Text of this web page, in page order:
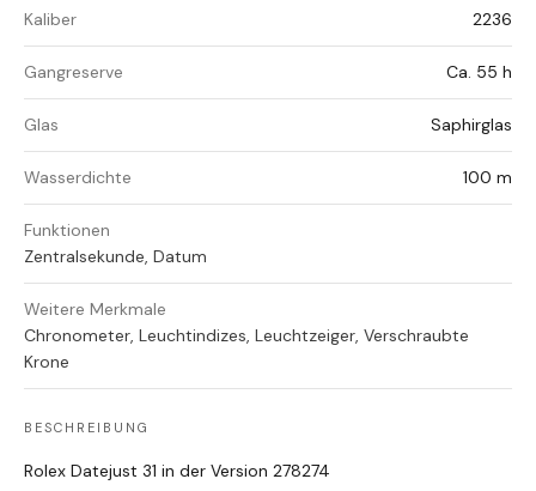
Kaliber 2236
Gangreserve Ca. 55 h
Glas Saphirglas
Wasserdichte 100 m
Funktionen
Zentralsekunde, Datum
Weitere Merkmale
Chronometer, Leuchtindizes, Leuchtzeiger, Verschraubte
Krone
BESCHREIBUNG
Rolex Datejust 31 in der Version 278274